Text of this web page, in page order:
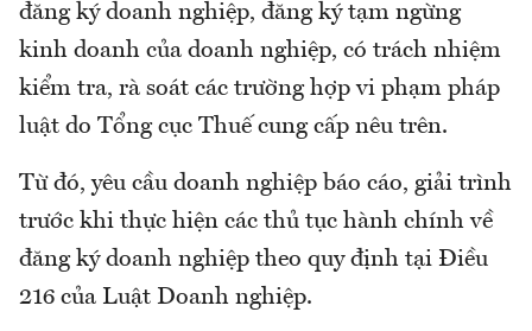
đăng ký doanh nghiệp, đăng ký tạm ngừng
kinh doanh của doanh nghiệp, có trách nhiệm
kiểm tra, rà soát các trường hợp vi phạm pháp
luật do Tổng cục Thuế cung cấp nêu trên.
Từ đó, yêu cầu doanh nghiệp báo cáo, giải trình
trước khi thực hiện các thủ tục hành chính về
đăng ký doanh nghiệp theo quy định tại Điều
216 của Luật Doanh nghiệp.